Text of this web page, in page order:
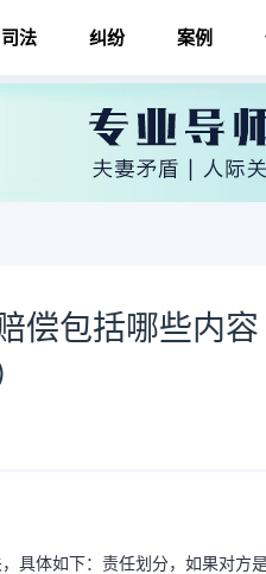
司法 纠纷 案例
偿包括哪些内
具体如下：责任划分，如果对方